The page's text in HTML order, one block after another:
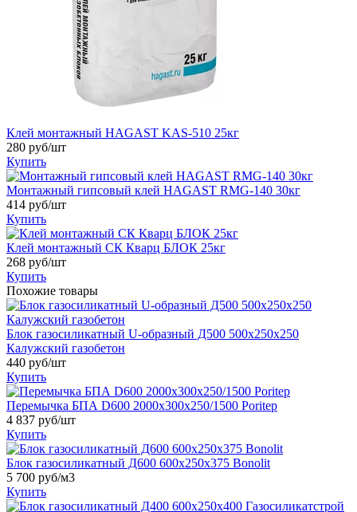
Клей монтажный HAGAST KAS-510 25кг
280 руб/шт
Купить
Монтажный гипсовый клей HAGAST RMG-140 30кг
414 руб/шт
Купить
Клей монтажный СК Кварц БЛОК 25кг
268 руб/шт
Купить
Похожие товары
Блок газосиликатный U-образный Д500 500х250х250
Калужский газобетон
440 руб/шт
Купить
Перемычка БПА D600 2000х300х250/1500 Poritep
4 837 руб/шт
Купить
Блок газосиликатный Д600 600х250х375 Bonolit
5 700 руб/м3
Купить